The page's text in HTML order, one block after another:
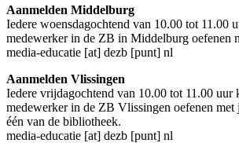
Aanmelden Middelburg
Iedere woensdagochtend van 10.00 tot 11.00
medewerker in de ZB in Middelburg oefenen
media-educatie [at] dezb [punt] nl
Aanmelden Vlissingen
Iedere vrijdagochtend van 10.00 tot 11.00 uur
medewerker in de ZB Vlissingen oefenen met
één van de bibliotheek.
media-educatie [at] dezb [punt] nl